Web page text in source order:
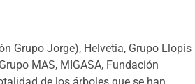
Grupo Jorge), Helvetia, Grupo Llopis
MAS, MIGASA, Fundación
de los árboles que se han